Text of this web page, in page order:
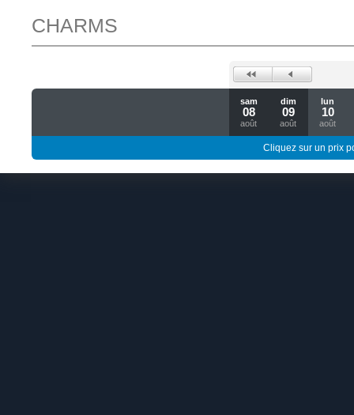
CHARMS
sam
08
août
dim
09
août
lun
10
août
Cliquez sur un prix